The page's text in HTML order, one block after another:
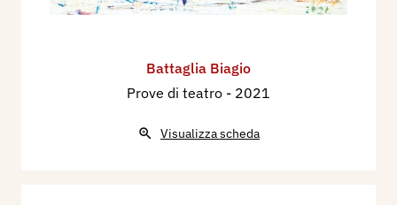
Battaglia Biagio
Prove di teatro - 2021
Visualizza scheda